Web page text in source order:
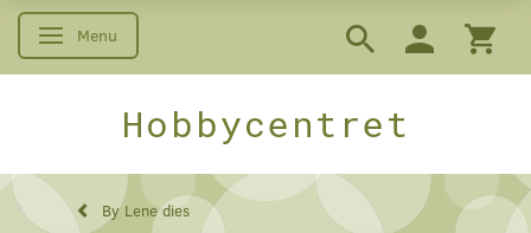
Skifte navigation
Menu
Hobbycentret
By Lene dies